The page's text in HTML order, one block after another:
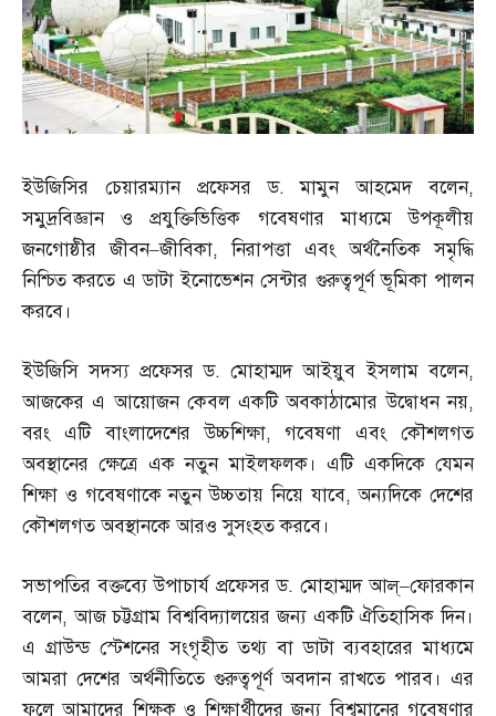
ইউজিসির চেয়ারম্যান প্রফেসর ড.মামুন আহমেদ বলেন,
সমুদ্রবিজ্ঞান ও প্রযুক্তিভিত্তিক গবেষণার মাধ্যমে উপকূলীয়
জনগোষ্ঠীর জীবন–জীবিকা,নিরাপত্তা এবং অর্থনৈতিক সমৃদ্ধি
নিশ্চিত করতে এ ডাটা ইনোভেশন সেন্টার গুরুত্বপূর্ণ ভূমিকা পালন
করবে।
ইউজিসি সদস্য প্রফেসর ড.মোহাম্মদ আইয়ুব ইসলাম বলেন,
আজকের এ আয়োজন কেবল একটি অবকাঠামোর উদ্বোধন নয়,
বরং এটি বাংলাদেশের উচ্চশিক্ষা,গবেষণা এবং কৌশলগত
অবস্থানের ক্ষেত্রে এক নতুন মাইলফলক। এটি একদিকে যেমন
শিক্ষা ও গবেষণাকে নতুন উচ্চতায় নিয়ে যাবে,অন্যদিকে দেশের
কৌশলগত অবস্থানকে আরও সুসংহত করবে।
সভাপতির বক্তব্যে উপাচার্য প্রফেসর ড. মোহাম্মদ আল্‌–ফোরকান
বলেন,আজ চট্টগ্রাম বিশ্ববিদ্যালয়ের জন্য একটি ঐতিহাসিক দিন।
এ গ্রাউন্ড স্টেশনের সংগৃহীত তথ্য বা ডাটা ব্যবহারের মাধ্যমে
আমরা দেশের অর্থনীতিতে গুরুত্বপূর্ণ অবদান রাখতে পারব। এর
ফলে আমাদের শিক্ষক ও শিক্ষার্থীদের জন্য বিশ্বমানের গবেষণার